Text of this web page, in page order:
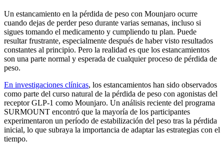
Un estancamiento en la pérdida de peso con Mounjaro ocurre
cuando dejas de perder peso durante varias semanas, incluso si
sigues tomando el medicamento y cumpliendo tu plan. Puede
resultar frustrante, especialmente después de haber visto resultados
constantes al principio. Pero la realidad es que los estancamientos
son una parte normal y esperada de cualquier proceso de pérdida de
peso.
En investigaciones clínicas, los estancamientos han sido observados
como parte del curso natural de la pérdida de peso con agonistas del
receptor GLP-1 como Mounjaro. Un análisis reciente del programa
SURMOUNT encontró que la mayoría de los participantes
experimentaron un período de estabilización del peso tras la pérdida
inicial, lo que subraya la importancia de adaptar las estrategias con el
tiempo.